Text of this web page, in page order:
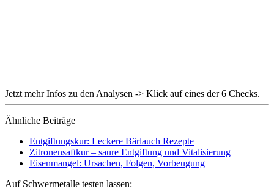
Jetzt mehr Infos zu den Analysen -> Klick auf eines der 6 Checks.
Ähnliche Beiträge
Entgiftungskur: Leckere Bärlauch Rezepte
Zitronensaftkur – saure Entgiftung und Vitalisierung
Eisenmangel: Ursachen, Folgen, Vorbeugung
Auf Schwermetalle testen lassen: